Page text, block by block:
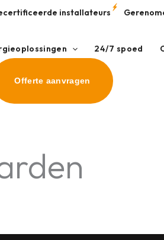
installateurs
24/7 spoed
Offerte aanvragen